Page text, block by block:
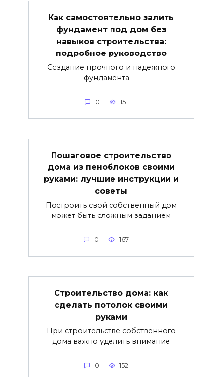
Как самостоятельно залить
фундамент под дом без
навыков строительства:
подробное руководство
Создание прочного и надежного
фундамента —
0 151
Пошаговое строительство
дома из пеноблоков своими
руками: лучшие инструкции и
советы
Построить свой собственный дом
может быть сложным заданием
0 167
Строительство дома: как
сделать потолок своими
руками
При строительстве собственного
дома важно уделить внимание
0 152